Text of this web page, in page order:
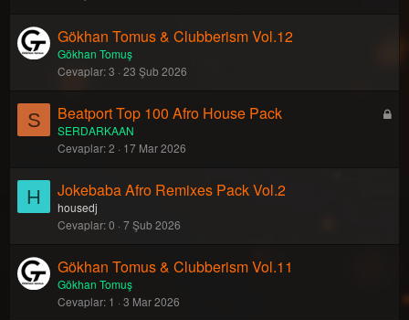
Gökhan Tomus & Clubberism Vol.12
Gökhan Tomuş
Cevaplar 3 23 Şub 2026
S
K
Beatport Top 100 Afro House Pack
SERDARKAAN
Cevaplar 2 17 Mar 2026
H Jokebaba Afro Remixes Pack Vol.2
housedj
Cevaplar 0 7 Şub 2026
Gökhan Tomus & Clubberism Vol.11
Gökhan Tomuş
Cevaplar 1 3 Mar 2026